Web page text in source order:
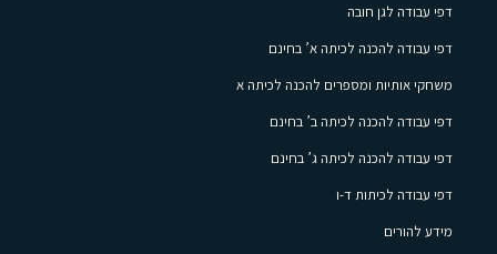
דפי עבודה לגן חובה
דפי עבודה להכנה לכיתה א’ בחינם
משחקי אותיות ומספרים להכנה לכיתה א
דפי עבודה להכנה לכיתה ב’ בחינם
דפי עבודה להכנה לכיתה ג’ בחינם
דפי עבודה לכיתות ד-ו
מידע להורים